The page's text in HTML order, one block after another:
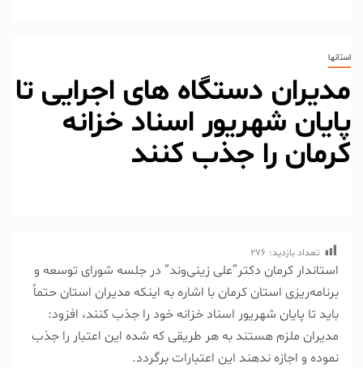
استانها
مدیران دستگاه های اجرایی تا
پایان شهریور اسناد خزانه
کرمان را جذب کنند
تعداد بازدید: 276
استاندار کرمان دکتر”علی زینی‌وند” در جلسه شورای توسعه و
برنامه‌ریزی استان کرمان با اشاره به اینکه مدیران استان حتماً
باید تا پایان شهریور اسناد خزانه خود را جذب کنند، افزود:
مدیران ملزم هستند به هر طریقی که شده این اعتبار را جذب
نموده و اجازه ندهند این اعتبارات برگردد.